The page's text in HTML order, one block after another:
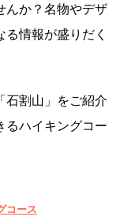
んか？名物やデザ
情報が盛りだく
石割山」をご紹介
るハイキングコー
コース